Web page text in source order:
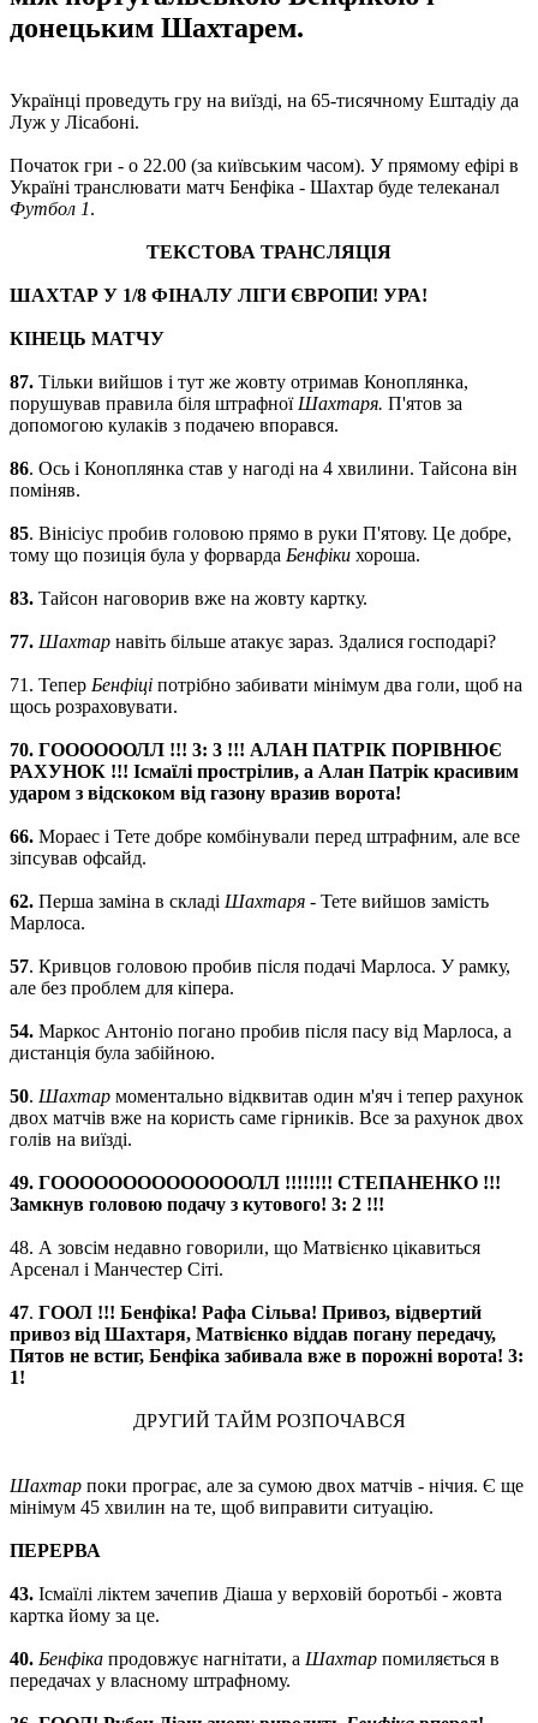
донецьким Шахтарем.
Українці проведуть гру на виїзді, на 65-тисячному Ештадіу да
Луж у Лісабоні.
Початок гри - о 22.00 (за київським часом). У прямому ефірі в
Україні транслювати матч Бенфіка - Шахтар буде телеканал
Футбол 1.
ТЕКСТОВА ТРАНСЛЯЦІЯ
ШАХТАР У 1/8 ФІНАЛУ ЛІГИ ЄВРОПИ! УРА!
КІНЕЦЬ МАТЧУ
87. Тільки вийшов і тут же жовту отримав Коноплянка,
порушував правила біля штрафної Шахтаря. П'ятов за
допомогою кулаків з подачею впорався.
86. Ось і Коноплянка став у нагоді на 4 хвилини. Тайсона він
поміняв.
85. Вінісіус пробив головою прямо в руки П'ятову. Це добре,
тому що позиція була у форварда Бенфіки хороша.
83. Тайсон наговорив вже на жовту картку.
77. Шахтар навіть більше атакує зараз. Здалися господарі?
71. Тепер Бенфіці потрібно забивати мінімум два голи, щоб на
щось розраховувати.
70. ГООООООЛЛ !!! 3: 3 !!! АЛАН ПАТРІК ПОРІВНЮЄ
РАХУНОК !!! Ісмаїлі прострілив, а Алан Патрік красивим
ударом з відскоком від газону вразив ворота!
66. Мораес і Тете добре комбінували перед штрафним, але все
зіпсував офсайд.
62. Перша заміна в складі Шахтаря - Тете вийшов замість
Марлоса.
57. Кривцов головою пробив після подачі Марлоса. У рамку,
але без проблем для кіпера.
54. Маркос Антоніо погано пробив після пасу від Марлоса, а
дистанція була забійною.
50. Шахтар моментально відквитав один м'яч і тепер рахунок
двох матчів вже на користь саме гірників. Все за рахунок двох
голів на виїзді.
49. ГООООООООООООООЛЛ !!!!!!!! СТЕПАНЕНКО !!!
Замкнув головою подачу з кутового! 3: 2 !!!
48. А зовсім недавно говорили, що Матвієнко цікавиться
Арсенал і Манчестер Сіті.
47. ГООЛ !!! Бенфіка! Рафа Сільва! Привоз, відвертий
привоз від Шахтаря, Матвієнко віддав погану передачу,
Пятов не встиг, Бенфіка забивала вже в порожні ворота! 3:
1!
ДРУГИЙ ТАЙМ РОЗПОЧАВСЯ
Шахтар поки програє, але за сумою двох матчів - нічия. Є ще
мінімум 45 хвилин на те, щоб виправити ситуацію.
ПЕРЕРВА
43. Ісмаїлі ліктем зачепив Діаша у верховій боротьбі - жовта
картка йому за це.
40. Бенфіка продовжує нагнітати, а Шахтар помиляється в
передачах у власному штрафному.